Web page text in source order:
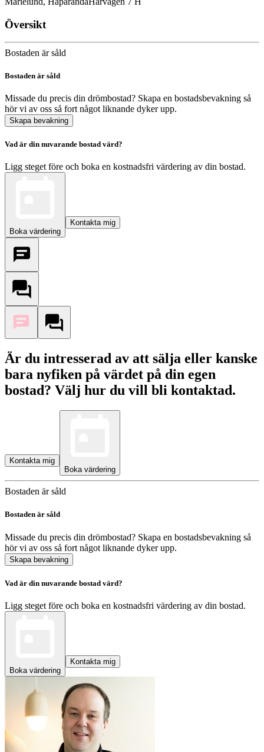
Översikt
Bostaden är såld
Bostaden är såld
Missade du precis din drömbostad? Skapa en bostadsbevakning så
hör vi av oss så fort något liknande dyker upp.
Skapa bevakning
Vad är din nuvarande bostad värd?
Ligg steget före och boka en kostnadsfri värdering av din bostad.
Boka värdering
Kontakta mig
Är du intresserad av att sälja eller kanske
bara nyfiken på värdet på din egen
bostad? Välj hur du vill bli kontaktad.
Kontakta mig
Boka värdering
Bostaden är såld
Bostaden är såld
Missade du precis din drömbostad? Skapa en bostadsbevakning så
hör vi av oss så fort något liknande dyker upp.
Skapa bevakning
Vad är din nuvarande bostad värd?
Ligg steget före och boka en kostnadsfri värdering av din bostad.
Boka värdering
Kontakta mig